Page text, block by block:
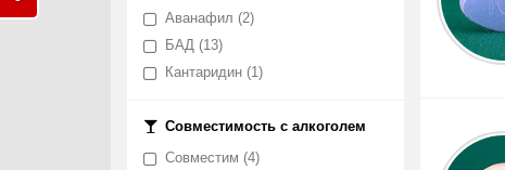
Аванафил (2)
БАД (13)
Кантаридин (1)
Совместимость с алкоголем
Совместим (4)